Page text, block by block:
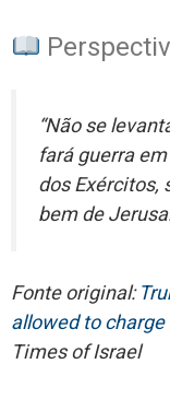
“Não se
fará guerra
dos Exércitos,
bem de
Fonte original:
allowed to
Times of Israel